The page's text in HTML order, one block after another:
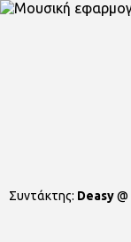
Συντάκτης: Deasy@